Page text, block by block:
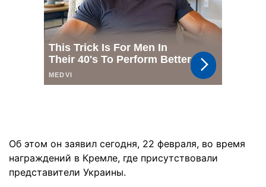
Об этом он заявил сегодня, 22 февраля, во время
награждений в Кремле, где присутствовали
представители Украины.